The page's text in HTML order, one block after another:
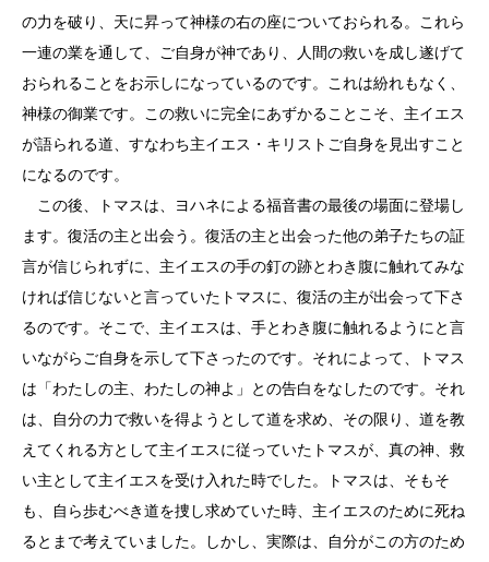
の力を破り、天に昇って神様の右の座についておられる。これら
一連の業を通して、ご自身が神であり、人間の救いを成し遂げて
おられることをお示しになっているのです。これは紛れもなく、
神様の御業です。この救いに完全にあずかることこそ、主イエス
が語られる道、すなわち主イエス・キリストご自身を見出すこと
になるのです。
この後、トマスは、ヨハネによる福音書の最後の場面に登場し
ます。復活の主と出会う。復活の主と出会った他の弟子たちの証
言が信じられずに、主イエスの手の釘の跡とわき腹に触れてみな
ければ信じないと言っていたトマスに、復活の主が出会って下さ
るのです。そこで、主イエスは、手とわき腹に触れるようにと言
いながらご自身を示して下さったのです。それによって、トマス
は「わたしの主、わたしの神よ」との告白をなしたのです。それ
は、自分の力で救いを得ようとして道を求め、その限り、道を教
えてくれる方として主イエスに従っていたトマスが、真の神、救
い主として主イエスを受け入れた時でした。トマスは、そもそ
も、自ら歩むべき道を捜し求めていた時、主イエスのために死ね
るとまで考えていました。しかし、実際は、自分がこの方のため